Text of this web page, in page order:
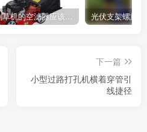
割草机的空滤器应该怎么清洁
下一篇
小型过路打孔机横着穿管引
线捷径